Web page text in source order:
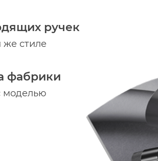
ручек
же стиле
фабрики
моделью